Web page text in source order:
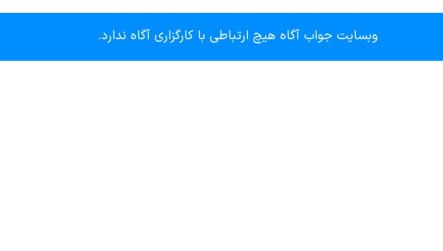
وبسایت جواب آگاه هیچ ارتباطی با کارگزاری آگاه ندارد.